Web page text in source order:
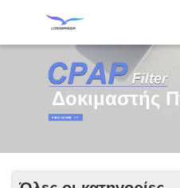
Δοκιμαστής